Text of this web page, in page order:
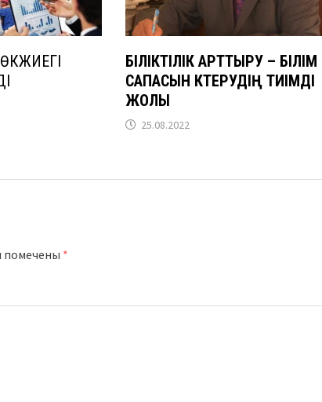
БІЛІКТІЛІК АРТТЫРУ – БІЛІМ
САПАСЫН КӨТЕРУДІҢ ТИІМДІ
ЖОЛЫ
25.08.2022
помечены *